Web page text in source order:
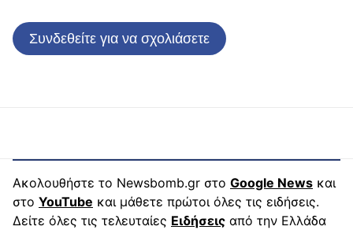
Συνδεθείτε για να σχολιάσετε
Ακολουθήστε το Newsbomb.gr στο Google News και
στο YouTube και μάθετε πρώτοι όλες τις ειδήσεις.
Δείτε όλες τις τελευταίες Ειδήσεις από την Ελλάδα